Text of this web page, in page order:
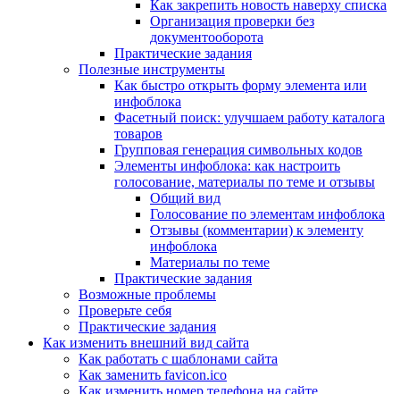
Как закрепить новость наверху списка
Организация проверки без
документооборота
Практические задания
Полезные инструменты
Как быстро открыть форму элемента или
инфоблока
Фасетный поиск: улучшаем работу каталога
товаров
Групповая генерация символьных кодов
Элементы инфоблока: как настроить
голосование, материалы по теме и отзывы
Общий вид
Голосование по элементам инфоблока
Отзывы (комментарии) к элементу
инфоблока
Материалы по теме
Практические задания
Возможные проблемы
Проверьте себя
Практические задания
Как изменить внешний вид сайта
Как работать с шаблонами сайта
Как заменить favicon.ico
Как изменить номер телефона на сайте